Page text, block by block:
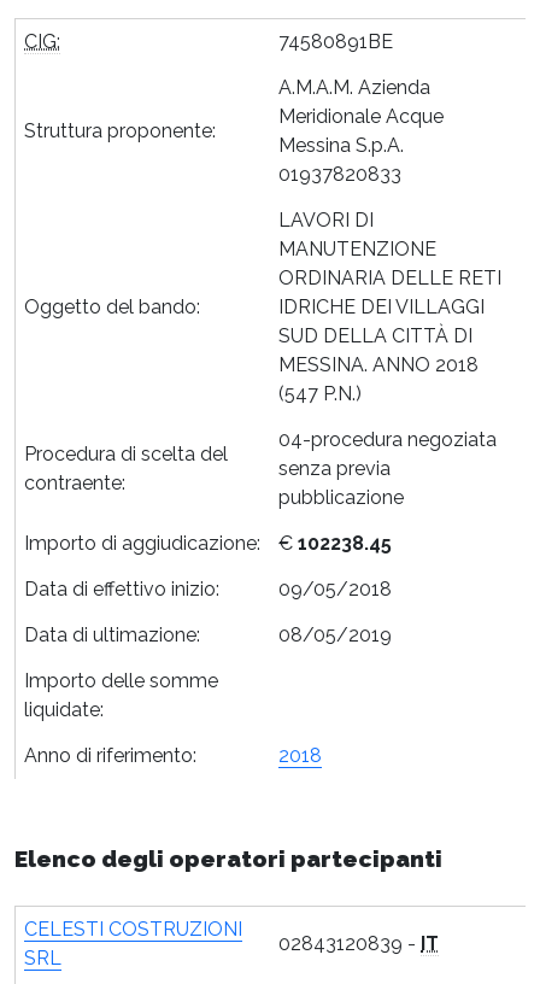
CIG: 74580891BE
Struttura proponente:
A.M.A.M. Azienda
Meridionale Acque
Messina S.p.A.
01937820833
Oggetto del bando:
LAVORI DI
MANUTENZIONE
ORDINARIA DELLE RETI
IDRICHE DEI VILLAGGI
SUD DELLA CITTÀ DI
MESSINA. ANNO 2018
(547 P.N.)
Procedura di scelta del
contraente:
04-procedura negoziata
senza previa
pubblicazione
Importo di aggiudicazione:
€ 102238.45
Data di effettivo inizio:
09/05/2018
Data di ultimazione:
08/05/2019
Importo delle somme
liquidate:
Anno di riferimento:
2018
Elenco degli operatori partecipanti
CELESTI COSTRUZIONI
SRL
02843120839 - IT